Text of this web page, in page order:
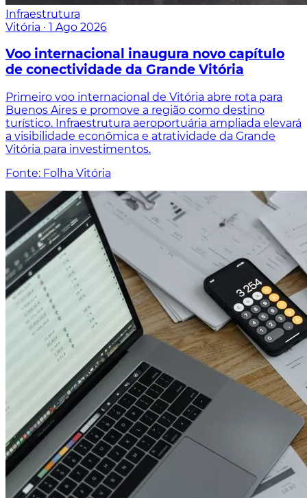
Infraestrutura
Vitória · 1 Ago 2026
Voo internacional inaugura novo capítulo
de conectividade da Grande Vitória
Primeiro voo internacional de Vitória abre rota para
Buenos Aires e promove a região como destino
turístico. Infraestrutura aeroportuária ampliada elevará
a visibilidade econômica e atratividade da Grande
Vitória para investimentos.
Fonte: Folha Vitória